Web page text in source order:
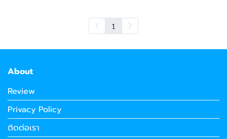
1
About
Review
Privacy Policy
ติดต่อเรา